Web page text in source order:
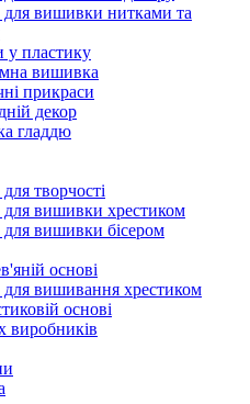
вишивки нитками та
у пластику
вишивка
прикраси
декор
гладдю
творчості
вишивки хрестиком
вишивки бісером
основі
вишивання хрестиком
основі
виробників